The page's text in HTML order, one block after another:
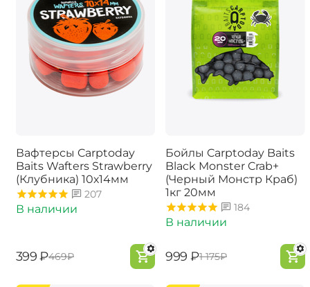
Вафтерсы Carptoday
Baits Wafters Strawberry
(Клубника) 10х14мм
207
В наличии
‍399‍ ₽‍469‍₽
Бойлы Carptoday Baits
Black Monster Crab+
(Черный Монстр Краб)
1кг 20мм
184
В наличии
‍999‍ ₽‍1 175‍₽